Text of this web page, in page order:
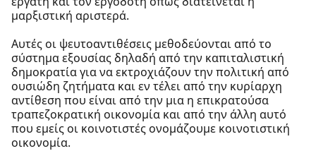
μαρξιστική αριστερά.
Αυτές οι ψευτοαντιθέσεις μεθοδεύονται από το
σύστημα εξουσίας δηλαδή από την καπιταλιστική
δημοκρατία για να εκτροχιάζουν την πολιτική από
ουσιώδη ζητήματα και εν τέλει από την κυρίαρχη
αντίθεση που είναι από την μια η επικρατούσα
τραπεζοκρατική οικονομία και από την άλλη αυτό
που εμείς οι κοινοτιστές ονομάζουμε κοινοτιστική
οικονομία.